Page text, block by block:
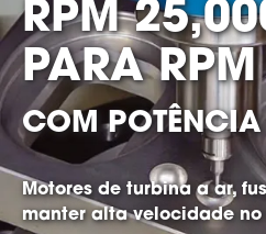
RPM
PARARPM
COM POTÊNCIA
Motores de turbina a ar,
manter alta velocidade no